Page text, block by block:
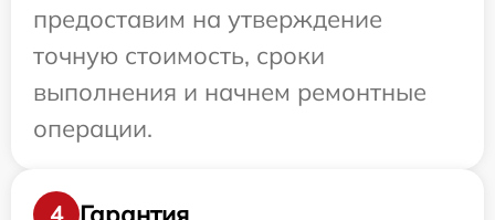
предоставим на утверждение
точную стоимость, сроки
выполнения и начнем ремонтные
операции.
4